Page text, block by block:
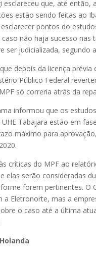
esclareceu que, até então,
estão sendo feitas ao
pontos do
não haja sucesso nas
ser judicializada, segundo
depois da licença prévia
Público Federal
só correria atrás da
informou que os
Tabajara estão em
máximo para
críticas do MPF ao
elas serão consideradas
forem pertinentes. O
a Eletronorte, mas a
o caso até a última